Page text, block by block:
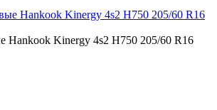
Kinergy 4s2 H750 205/60 R16